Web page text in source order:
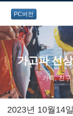
PC버전
가고파 선
가족, 친
2023년 10월14